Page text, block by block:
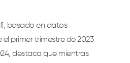
basado en datos
primer trimestre de 2023
destaca que mientras